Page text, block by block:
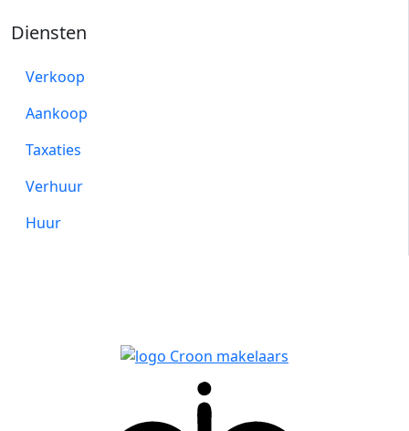
Diensten
Verkoop
Aankoop
Taxaties
Verhuur
Huur